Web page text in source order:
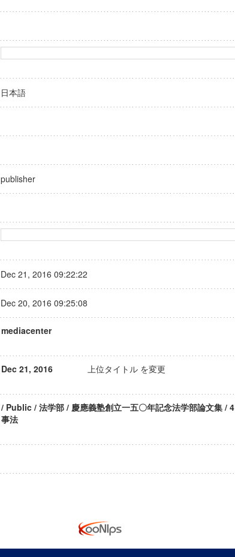
日本語
publisher
Dec 21, 2016 09:22:22
Dec 20, 2016 09:25:08
mediacenter
Dec 21, 2016 上位タイトル を変更
/ Public / 法学部 / 慶應義塾創立一五〇年記念法学部論文集 /
事法